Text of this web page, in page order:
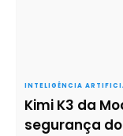
INTELIGÊNCIA
Kimi K3 da
segurança do